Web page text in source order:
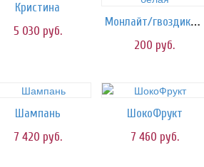
Кристина
5 030 руб.
Монлайт/гвоздика белая
200 руб.
Шампань
7 420 руб.
ШокоФрукт
7 460 руб.